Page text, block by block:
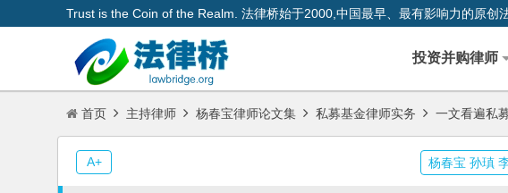
Trust is the Coin of the Realm. 法律桥始于2000,中国最早、最有影响力的原创
投资并购律师
首页 主持律师 杨春宝律师论文集 私募基金律师实务 一文看遍私
杨春宝 孙瑱
A+